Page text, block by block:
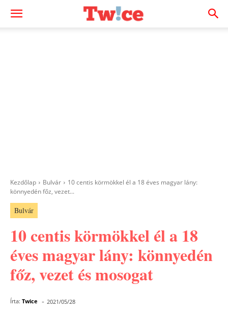
Kezdőlap Bulvár
10 centis körmökkel él a 18 éves magyar lány:
könnyedén főz, vezet...
Bulvár
10 centis körmökkel él a 18
éves magyar lány: könnyedén
főz, vezet és mosogat
Írta: Twice - 2021/05/28